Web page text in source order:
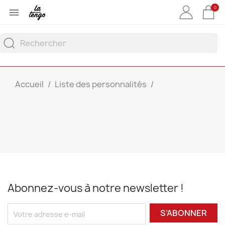
 0
Accueil Liste des personnalités
Abonnez-vous à notre newsletter !
S’ABONNER